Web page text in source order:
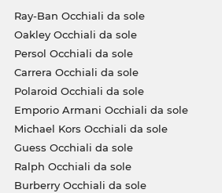
Ray-Ban Occhiali da sole
Oakley Occhiali da sole
Persol Occhiali da sole
Carrera Occhiali da sole
Polaroid Occhiali da sole
Emporio Armani Occhiali da sole
Michael Kors Occhiali da sole
Guess Occhiali da sole
Ralph Occhiali da sole
Burberry Occhiali da sole